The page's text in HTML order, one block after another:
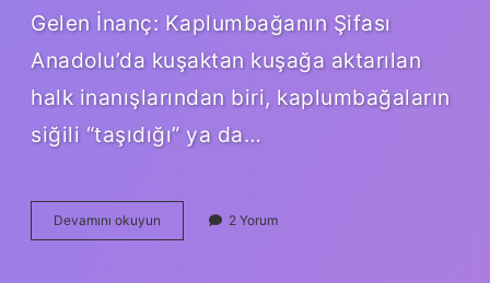
Gelen İnanç: Kaplumbağanın Şifası
Anadolu’da kuşaktan kuşağa aktarılan
halk inanışlarından biri, kaplumbağaların
siğili “taşıdığı” ya da…
Devamını okuyun Kaplumbağa
siğil
2 Yorum